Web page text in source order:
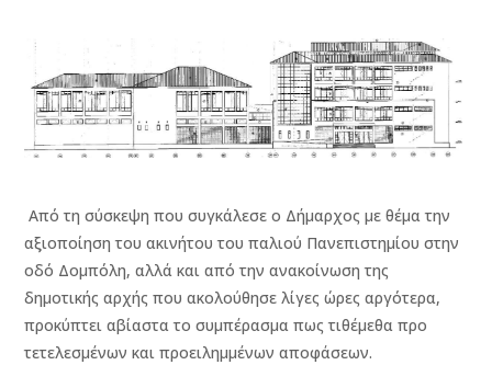
Από τη σύσκεψη που συγκάλεσε ο Δήμαρχος με θέμα την
αξιοποίηση του ακινήτου του παλιού Πανεπιστημίου στην
οδό Δομπόλη, αλλά και από την ανακοίνωση της
δημοτικής αρχής που ακολούθησε λίγες ώρες αργότερα,
προκύπτει αβίαστα το συμπέρασμα πως τιθέμεθα προ
τετελεσμένων και προειλημμένων αποφάσεων.